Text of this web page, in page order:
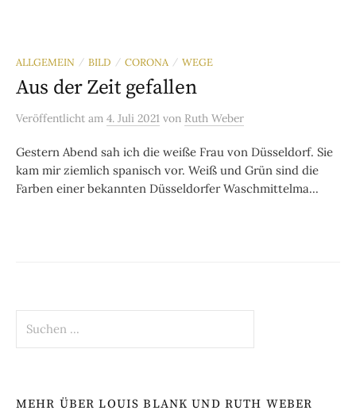
ALLGEMEIN / BILD / CORONA / WEGE
Aus der Zeit gefallen
Veröffentlicht am 4. Juli 2021 von Ruth Weber
Gestern Abend sah ich die weiße Frau von Düsseldorf. Sie
kam mir ziemlich spanisch vor. Weiß und Grün sind die
Farben einer bekannten Düsseldorfer Waschmittelma...
nach:
MEHR ÜBER LOUIS BLANK UND RUTH WEBER